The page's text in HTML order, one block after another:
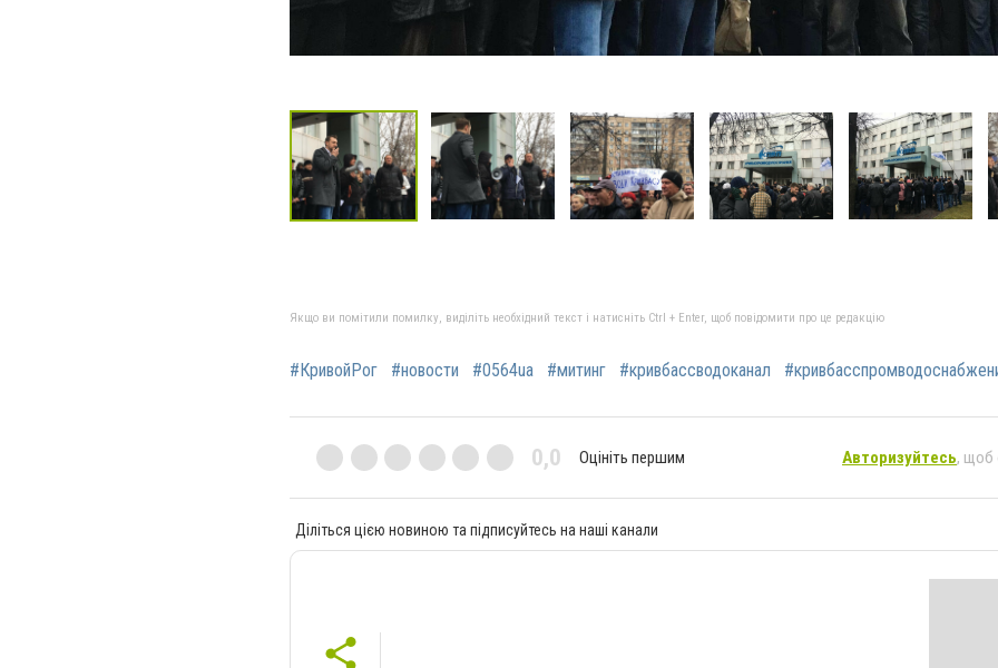
Якщо ви помітили помилку, виділіть необхідний текст і натисніть Ctrl + Enter, щоб повідомити про це редакцію
#КривойРог #новости #0564ua #митинг #кривбассводоканал
0,0 Оцініть першим Авторизуйтесь, щоб
Діліться цією новиною та підписуйтесь на наші канали